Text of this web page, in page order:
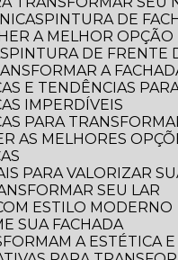
PINTURA DE
A MELHOR
PINTURA DE FRENTE
A
E TENDÊNCIAS
IMPERDÍVEIS
PARA
AS MELHORES
PARA VALORIZAR
SEU LAR
ESTILO MODERNO
SUA FACHADA
A ESTÉTICA